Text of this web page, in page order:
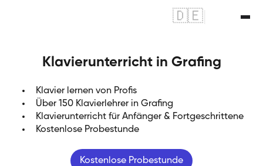
🇩🇪
Klavierunterricht in Grafing
Klavier lernen von Profis
Über 150 Klavierlehrer in Grafing
Klavierunterricht für Anfänger & Fortgeschrittene
Kostenlose Probestunde
Kostenlose Probestunde